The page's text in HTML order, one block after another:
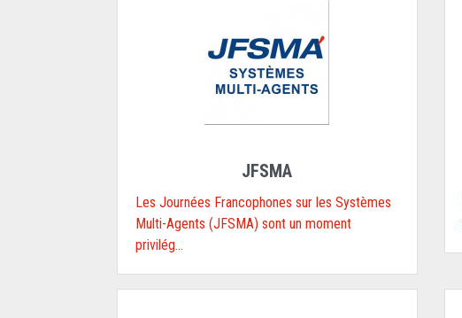
JFSMA
Les Journées Francophones sur les Systèmes
Multi-Agents (JFSMA) sont un moment
privilég...